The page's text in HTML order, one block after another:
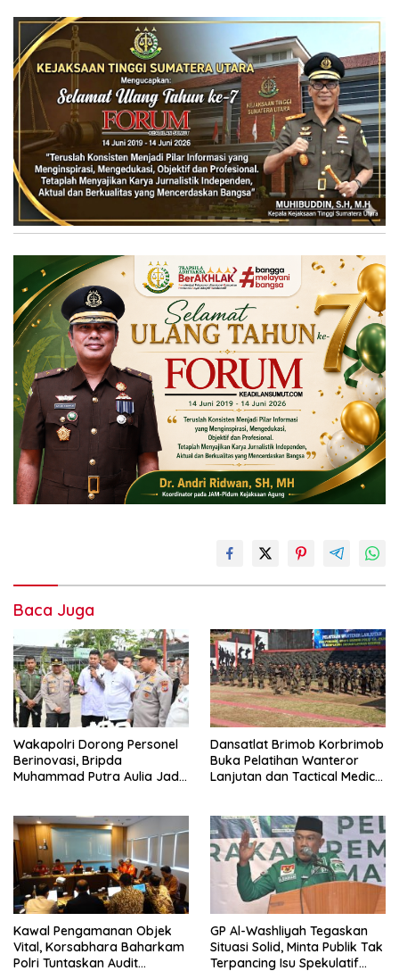
Baca Juga
Wakapolri Dorong Personel
Berinovasi, Bripda
Muhammad Putra Aulia Jadi
Dansatlat Brimob Korbrimob
Buka Pelatihan Wanteror
Lanjutan dan Tactical Medic
Kawal Pengamanan Objek
Vital, Korsabhara Baharkam
Polri Tuntaskan Audit
GP Al-Washliyah Tegaskan
Situasi Solid, Minta Publik Tak
Terpancing Isu Spekulatif